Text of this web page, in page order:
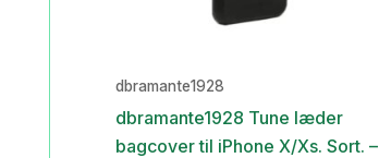
dbramante1928
dbramante1928 Tune læder
bagcover til iPhone X/Xs. Sort. –